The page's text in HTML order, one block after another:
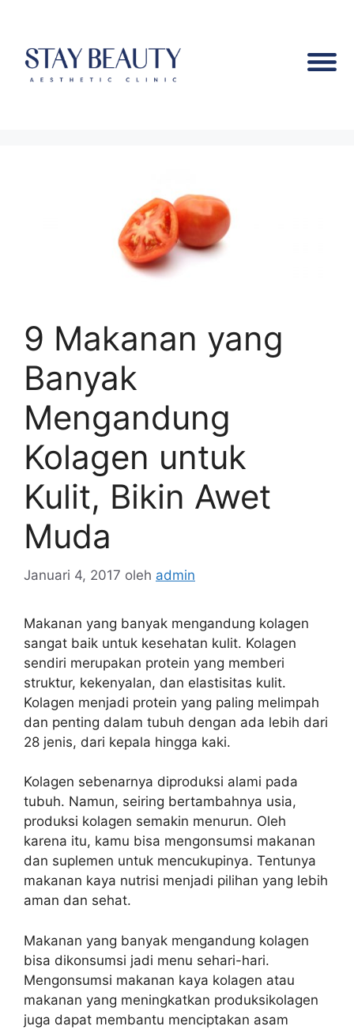
9 Makanan yang
Banyak
Mengandung
Kolagen untuk
Kulit, Bikin Awet
Muda
Januari 4, 2017 oleh admin
Makanan yang banyak mengandung kolagen
sangat baik untuk kesehatan kulit. Kolagen
sendiri merupakan protein yang memberi
struktur, kekenyalan, dan elastisitas kulit.
Kolagen menjadi protein yang paling melimpah
dan penting dalam tubuh dengan ada lebih dari
28 jenis, dari kepala hingga kaki.
Kolagen sebenarnya diproduksi alami pada
tubuh. Namun, seiring bertambahnya usia,
produksi kolagen semakin menurun. Oleh
karena itu, kamu bisa mengonsumsi makanan
dan suplemen untuk mencukupinya. Tentunya
makanan kaya nutrisi menjadi pilihan yang lebih
aman dan sehat.
Makanan yang banyak mengandung kolagen
bisa dikonsumsi jadi menu sehari-hari.
Mengonsumsi makanan kaya kolagen atau
makanan yang meningkatkan produksikolagen
juga dapat membantu menciptakan asam